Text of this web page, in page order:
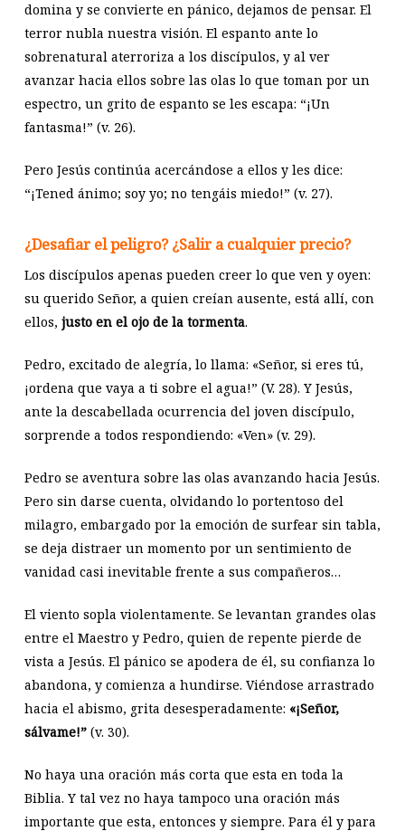
domina y se convierte en pánico, dejamos de pensar. El
terror nubla nuestra visión. El espanto ante lo
sobrenatural aterroriza a los discípulos, y al ver
avanzar hacia ellos sobre las olas lo que toman por un
espectro, un grito de espanto se les escapa: “¡Un
fantasma!” (v. 26).
Pero Jesús continúa acercándose a ellos y les dice:
“¡Tened ánimo; soy yo; no tengáis miedo!” (v. 27).
¿Desafiar el peligro? ¿Salir a cualquier precio?
Los discípulos apenas pueden creer lo que ven y oyen:
su querido Señor, a quien creían ausente, está allí, con
ellos, justo en el ojo de la tormenta.
Pedro, excitado de alegría, lo llama: «Señor, si eres tú,
¡ordena que vaya a ti sobre el agua!” (V. 28). Y Jesús,
ante la descabellada ocurrencia del joven discípulo,
sorprende a todos respondiendo: «Ven» (v. 29).
Pedro se aventura sobre las olas avanzando hacia Jesús.
Pero sin darse cuenta, olvidando lo portentoso del
milagro, embargado por la emoción de surfear sin tabla,
se deja distraer un momento por un sentimiento de
vanidad casi inevitable frente a sus compañeros…
El viento sopla violentamente. Se levantan grandes olas
entre el Maestro y Pedro, quien de repente pierde de
vista a Jesús. El pánico se apodera de él, su confianza lo
abandona, y comienza a hundirse. Viéndose arrastrado
hacia el abismo, grita desesperadamente: «¡Señor,
sálvame!”(v. 30).
No haya una oración más corta que esta en toda la
Biblia. Y tal vez no haya tampoco una oración más
importante que esta, entonces y siempre. Para él y para